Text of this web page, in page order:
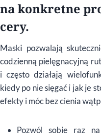
na konkretne
cery.
Maski pozwalają
codzienną pielęgnacyjną
i często działają
kiedy po nie sięgać i jak je
efekty i móc bez cienia
Pozwól sobie raz